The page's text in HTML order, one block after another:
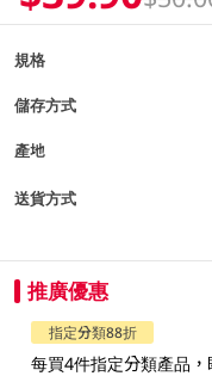
規格
儲存方式
產地
送貨方式
推廣優惠
指定分類88折
每買4件指定分類產品